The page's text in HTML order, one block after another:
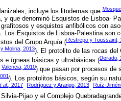
incluye los litodemas que
y que denominó Esquistos de Lisboa-
y esquistos anfibólicos con
Los Esquistos de Lisboa-Palestina son
del Grupo Arquía (Restrepo y Toussaint,
Molina, 2013). El protolito de las rocas del
e ígneas básicas y ultrabásicas (Dorado,
Valencia, 2010) que pasan por procesos de
). Los protolitos básicos, según su
al., 2017; Rodríguez y Arango, 2013; Ruíz-
Pijao y el Complejo